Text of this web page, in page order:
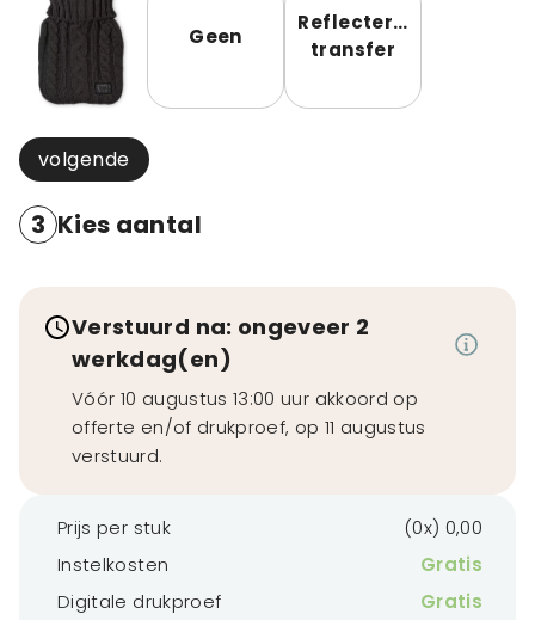
Geen
Reflecterende
transfer
volgende
3 Kies aantal
Verstuurd na: ongeveer 2
werkdag(en)
Vóór 10 augustus 13:00 uur akkoord op
offerte en/of drukproef, op 11 augustus
verstuurd.
Prijs per stuk
(0x) 0,00
Instelkosten
Gratis
Digitale drukproef
Gratis